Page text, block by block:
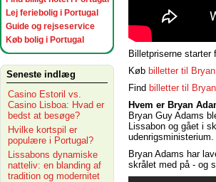
Lej feriebolig i Portugal
Guide og rejseservice
Køb bolig i Portugal
Seneste indlæg
Casino Estoril vs.
Casino Lisboa: Hvad er
bedst at besøge?
Hvilke kortspil er
populære i Portugal?
Lissabons dynamiske
natteliv: en blanding af
tradition og modernitet
Billetpriserne starter
Køb billetter til
Find billetter til
Hvem er Bryan
Bryan Guy Adams
Lissabon og gået i
udenrigsministerium.
Bryan Adams har
skrålet med på - og